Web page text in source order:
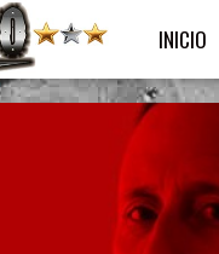
INICIO